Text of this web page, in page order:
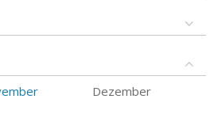
Dezember